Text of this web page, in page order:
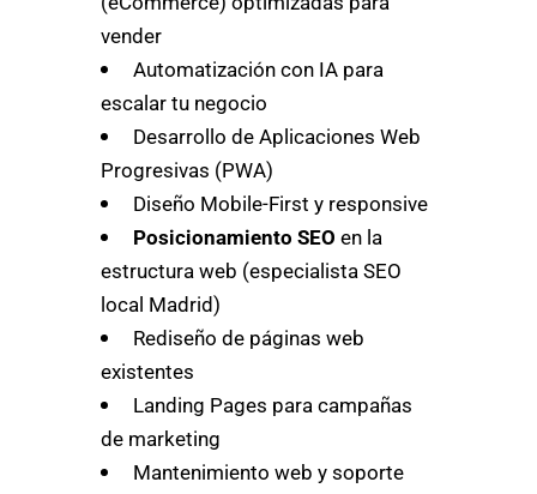
vender
Automatización con IA para
escalar tu negocio
Desarrollo de Aplicaciones Web
Progresivas (PWA)
Diseño Mobile-First y responsive
Posicionamiento SEO en la
estructura web (especialista SEO
local Madrid)
Rediseño de páginas web
existentes
Landing Pages para campañas
de marketing
Mantenimiento web y soporte